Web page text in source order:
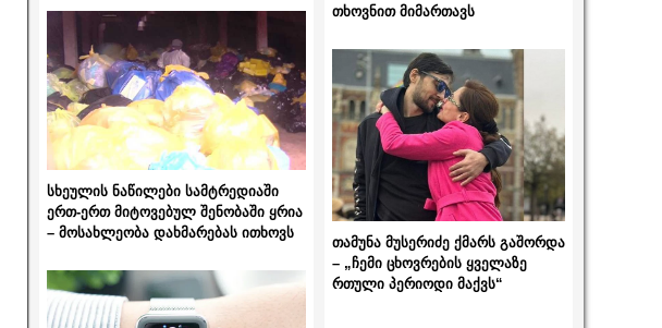
სხეულის ნაწილები სამტრედიაში
ერთ-ერთ მიტოვებულ შენობაში ყრია
– მოსახლეობა დახმარებას ითხოვს
თხოვნით მიმართავს
თამუნა მუსერიძე ქმარს გაშორდა
– „ჩემი ცხოვრების ყველაზე
რთული პერიოდი მაქვს“